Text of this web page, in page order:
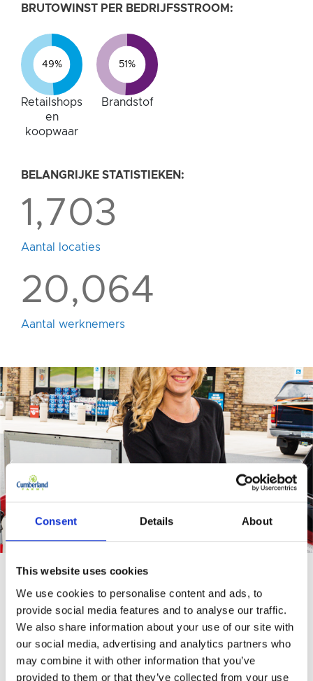
Consent Details About
This website uses cookies
We use cookies to personalise content and ads, to
provide social media features and to analyse our traffic.
We also share information about your use of our site with
our social media, advertising and analytics partners who
may combine it with other information that you’ve
provided to them or that they’ve collected from your use
BRUTOWINST PER BEDRIJFSSTROOM:
49%
Retailshops
en
koopwaar
51%
Brandstof
BELANGRIJKE STATISTIEKEN:
1,703
Aantal locaties
20,064
Aantal werknemers
RETAIL
EN
KOOPWAAR
RETAIL EN KOOPWAAR
Lees meer